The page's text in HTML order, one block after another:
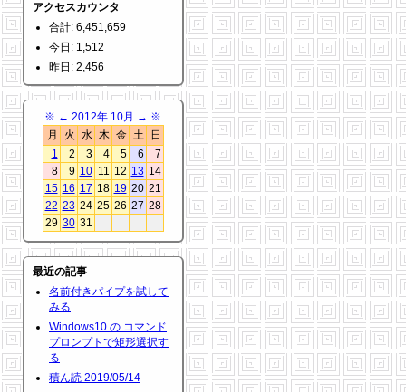
アクセスカウンタ
合計: 6,451,659
今日: 1,512
昨日: 2,456
※ ← 2012年 10月 → ※
月
火 水 木 金 土
日
1
2 3 4 5 6
7
8
9 10 11 12 13 14
15 16 17 18 19 20 21
22 23 24 25 26 27 28
29 30 31
最近の記事
名前付きパイプを試して
みる
Windows10 の コマンド
プロンプトで矩形選択す
る
積ん読 2019/05/14